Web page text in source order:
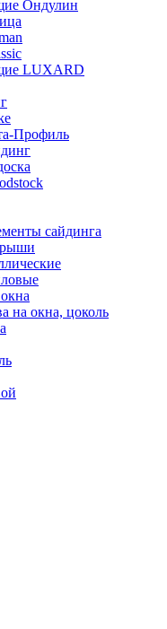
Ондулин
LUXARD
Профиль
сайдинга
на окна, цоколь